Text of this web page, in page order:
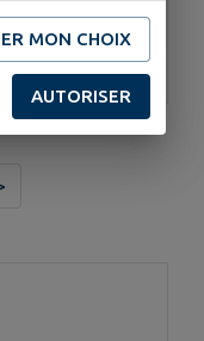
MON CHOIX
AUTORISER